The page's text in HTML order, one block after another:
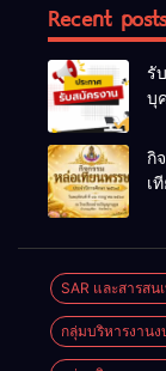
Recent posts
รั
บุ
เ
พ
กิ
เ
SAR และสารสน
กลุ่มบริหารงาน